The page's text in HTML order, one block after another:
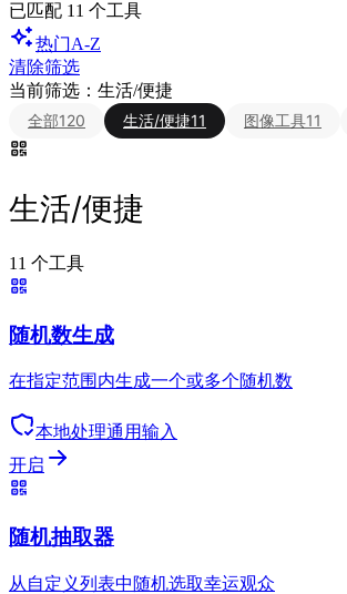
已匹配 11 个工具
热门A-Z
清除筛选
当前筛选： 生活/便捷
全部120 生活/便捷11 图像工具11
生活/便捷
11 个工具
随机数生成
在指定范围内生成一个或多个随机数
本地处理通用输入
开启
随机抽取器
从自定义列表中随机选取幸运观众